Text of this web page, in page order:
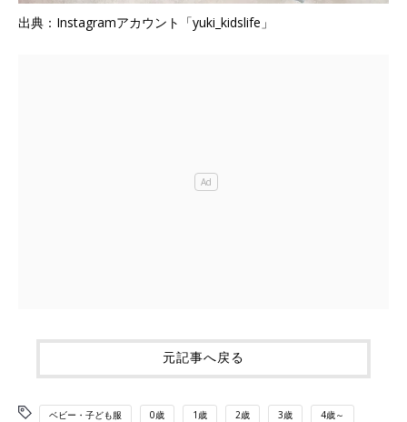
出典：Instagramアカウント「yuki_kidslife」
元記事へ戻る
ベビー・子ども服 0歳 1歳 2歳 3歳 4歳～